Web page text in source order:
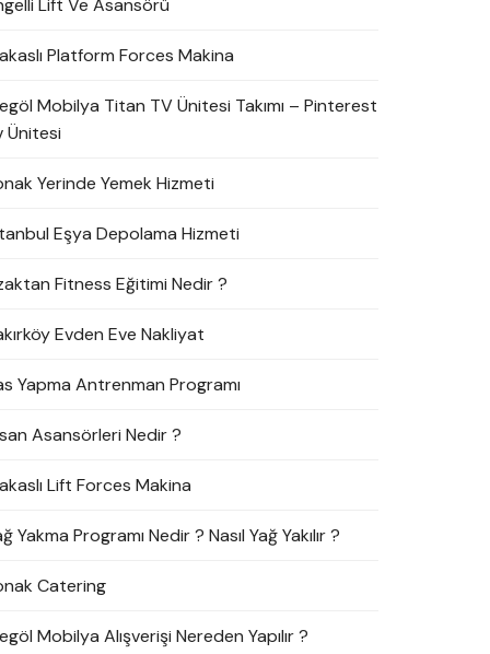
Lift Ve Asansörü
Platform Forces Makina
Mobilya Titan TV Ünitesi Takımı – Pinterest
Ünitesi
Yerinde Yemek Hizmeti
Eşya Depolama Hizmeti
Fitness Eğitimi Nedir ?
Evden Eve Nakliyat
Yapma Antrenman Programı
Asansörleri Nedir ?
Lift Forces Makina
Yakma Programı Nedir ? Nasıl Yağ Yakılır ?
Catering
Mobilya Alışverişi Nereden Yapılır ?